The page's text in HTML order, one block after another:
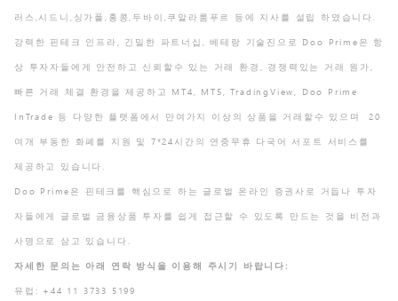
러스,시드니,싱가폴,홍콩,두바이,쿠알라룸푸르 등에 지사를 설립 하였습니다.
강력한 핀테크 인프라, 긴밀한 파트너십, 베테랑 기술진으로 Doo Prime은 항
상 투자자들에게 안전하고 신뢰할수 있는 거래 환경, 경쟁력있는 거래 원가,
빠른 거래 체결 환경을 제공하고 MT4, MT5, TradingView, Doo Prime
InTrade 등 다양한 플랫폼에서 만여가지 이상의 상품을 거래할수 있으며 20
여개 부동한 화폐를 지원 및 7*24시간의 연중무휴 다국어 서포트 서비스를
제공하고 있습니다.
Doo Prime은 핀테크를 핵심으로 하는 글로벌 온라인 증권사로 거듭나 투자
자들에게 글로벌 금융상품 투자를 쉽게 접근할 수 있도록 만드는 것을 비전과
사명으로 삼고 있습니다.
자세한 문의는 아래 연락 방식을 이용해 주시기 바랍니다:
유럽: +44 11 3733 5199